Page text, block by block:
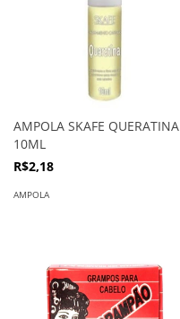
AMPOLA SKAFE QUERATINA
10ML
R$2,18
AMPOLA